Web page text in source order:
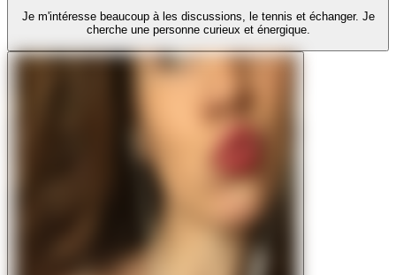
Je m'intéresse beaucoup à les discussions, le tennis et échanger. Je
cherche une personne curieux et énergique.